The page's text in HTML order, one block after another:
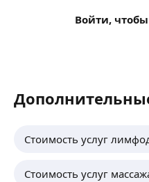
Войти,
Стоимость услуг
Стоимость услуг